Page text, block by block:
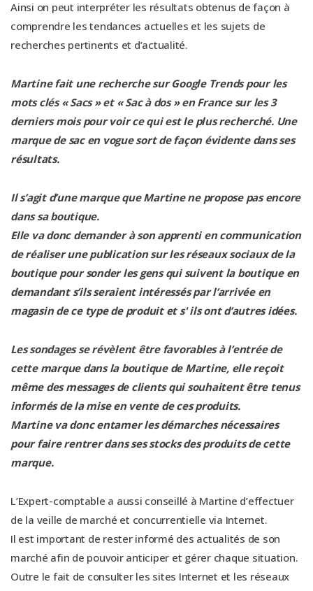
Ainsi on peut interpréter les résultats obtenus de façon à
comprendre les tendances actuelles et les sujets de
recherches pertinents et d’actualité.
Martine fait une recherche sur Google Trends pour les
mots clés « Sacs » et « Sac à dos » en France sur les 3
derniers mois pour voir ce qui est le plus recherché. Une
marque de sac en vogue sort de façon évidente dans ses
résultats.
Il s’agit d’une marque que Martine ne propose pas encore
dans sa boutique.
Elle va donc demander à son apprenti en communication
de réaliser une publication sur les réseaux sociaux de la
boutique pour sonder les gens qui suivent la boutique en
demandant s’ils seraient intéressés par l’arrivée en
magasin de ce type de produit et s' ils ont d’autres idées.
Les sondages se révèlent être favorables à l’entrée de
cette marque dans la boutique de Martine, elle reçoit
même des messages de clients qui souhaitent être tenus
informés de la mise en vente de ces produits.
Martine va donc entamer les démarches nécessaires
pour faire rentrer dans ses stocks des produits de cette
marque.
L’Expert-comptable a aussi conseillé à Martine d’effectuer
de la veille de marché et concurrentielle via Internet.
Il est important de rester informé des actualités de son
marché afin de pouvoir anticiper et gérer chaque situation.
Outre le fait de consulter les sites Internet et les réseaux